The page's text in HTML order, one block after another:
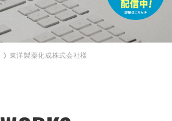
東洋製薬化成株式会社様